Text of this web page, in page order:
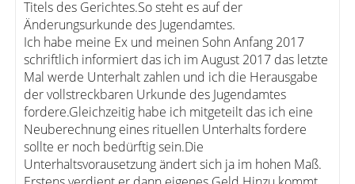
Titels des Gerichtes.So steht es auf der
Änderungsurkunde des Jugendamtes.
Ich habe meine Ex und meinen Sohn Anfang 2017
schriftlich informiert das ich im August 2017 das letzte
Mal werde Unterhalt zahlen und ich die Herausgabe
der vollstreckbaren Urkunde des Jugendamtes
fordere.Gleichzeitig habe ich mitgeteilt das ich eine
Neuberechnung eines rituellen Unterhalts fordere
sollte er noch bedürftig sein.Die
Unterhaltsvorausetzung ändert sich ja im hohen Maß.